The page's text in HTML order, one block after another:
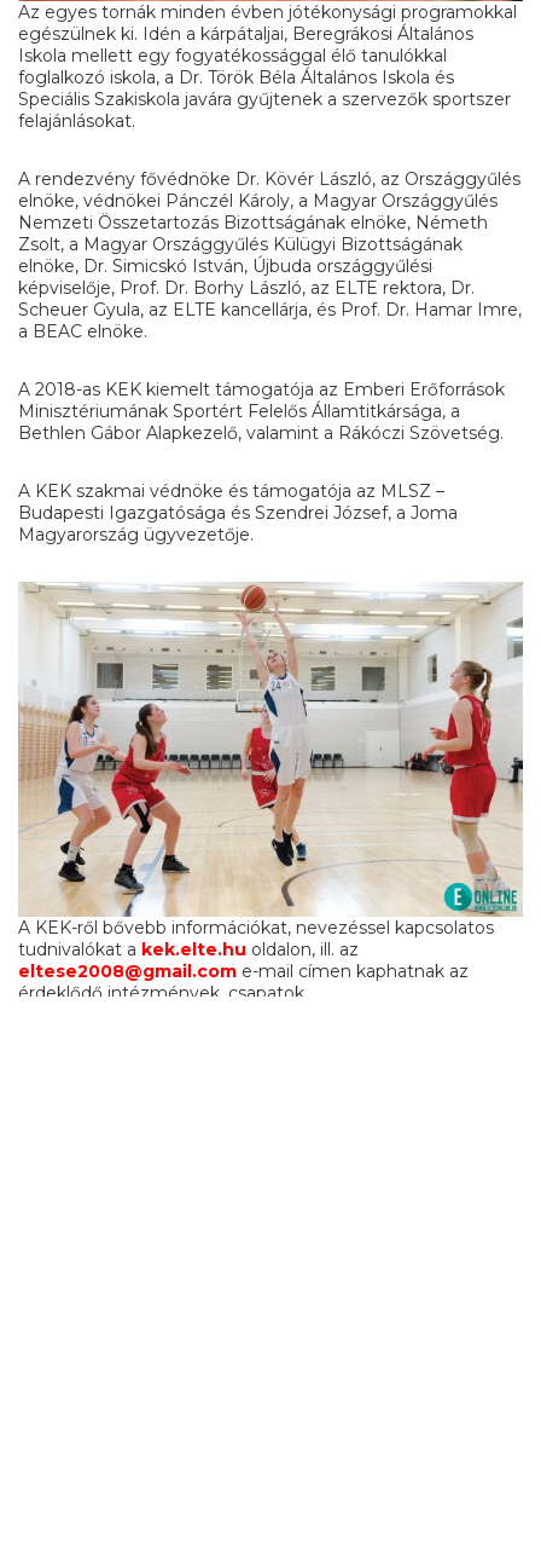
Az egyes tornák minden évben jótékonysági programokkal
egészülnek ki. Idén a kárpátaljai, Beregrákosi Általános
Iskola mellett egy fogyatékossággal élő tanulókkal
foglalkozó iskola, a Dr. Török Béla Általános Iskola és
Speciális Szakiskola javára gyűjtenek a szervezők sportszer
felajánlásokat.
A rendezvény fővédnöke Dr. Kövér László, az Országgyűlés
elnöke, védnökei Pánczél Károly, a Magyar Országgyűlés
Nemzeti Összetartozás Bizottságának elnöke, Németh
Zsolt, a Magyar Országgyűlés Külügyi Bizottságának
elnöke, Dr. Simicskó István, Újbuda országgyűlési
képviselője, Prof. Dr. Borhy László, az ELTE rektora, Dr.
Scheuer Gyula, az ELTE kancellárja, és Prof. Dr. Hamar Imre,
a BEAC elnöke.
A 2018-as KEK kiemelt támogatója az Emberi Erőforrások
Minisztériumának Sportért Felelős Államtitkársága, a
Bethlen Gábor Alapkezelő, valamint a Rákóczi Szövetség.
A KEK szakmai védnöke és támogatója az MLSZ –
Budapesti Igazgatósága és Szendrei József, a Joma
Magyarország ügyvezetője.
A KEK-ről bővebb információkat, nevezéssel kapcsolatos
tudnivalókat a kek.elte.hu oldalon, ill. az
eltese2008@gmail.com e-mail címen kaphatnak az
érdeklődő intézmények, csapatok.